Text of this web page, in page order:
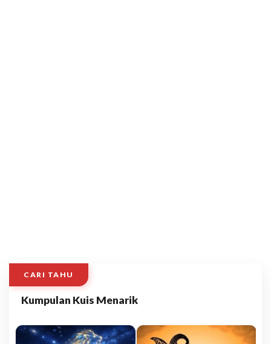
CARI TAHU
Kumpulan Kuis Menarik